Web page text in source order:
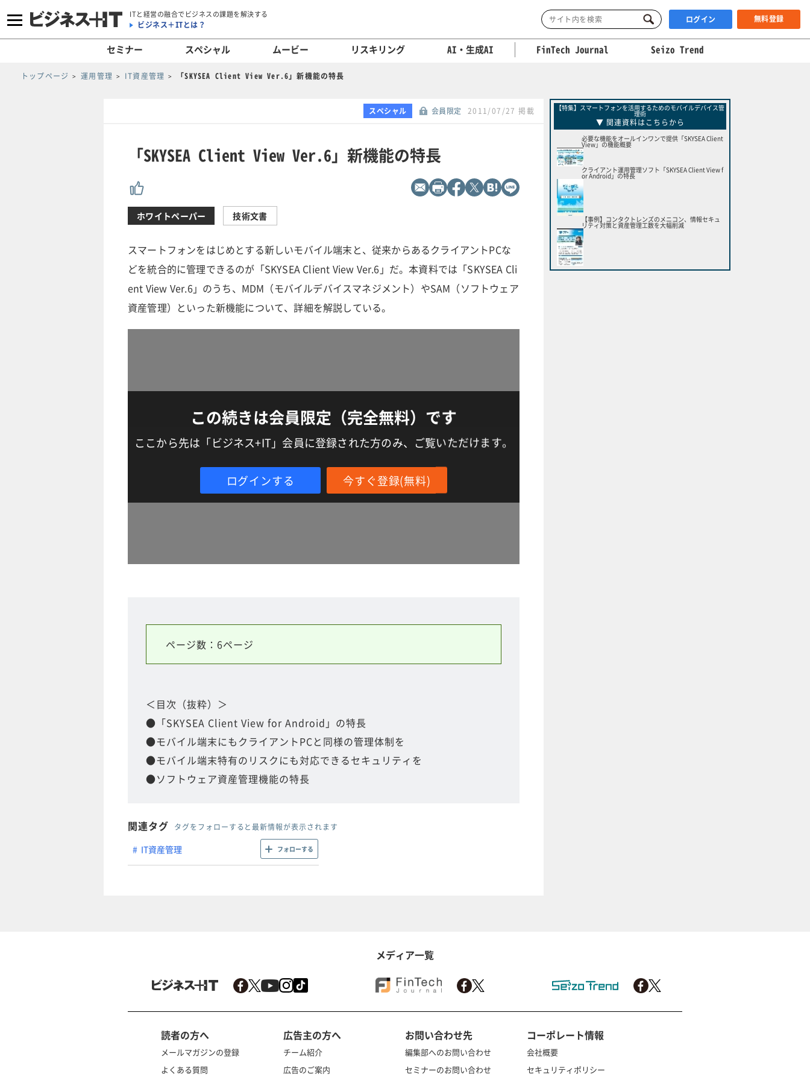
ITと経営の融合でビジネスの課題を解決する
ビジネス＋ITとは？ ログイン 無料登録
セミナー スペシャル ムービー リスキリング AI・生成AI FinTech Journal Seizo Trend
トップページ 運用管理 IT資産管理 「SKYSEA Client View Ver.6」新機能の特長
スペシャル 会員限定 2011/07/27 掲載
「SKYSEA Client View Ver.6」新機能の特長
ホワイトペーパー 技術文書
スマートフォンをはじめとする新しいモバイル端末と、従来からあるクライアントPCな
どを統合的に管理できるのが「SKYSEA Client View Ver.6」だ。本資料では「SKYSEA Cli
ent View Ver.6」のうち、MDM（モバイルデバイスマネジメント）やSAM（ソフトウェア
資産管理）といった新機能について、詳細を解説している。
この続きは会員限定（完全無料）です
ここから先は「ビジネス+IT」会員に登録された方のみ、ご覧いただけます。
ログインする 今すぐ登録(無料)
ページ数：6ページ
＜目次（抜粋）＞
●「SKYSEA Client View for Android」の特長
●モバイル端末にもクライアントPCと同様の管理体制を
●モバイル端末特有のリスクにも対応できるセキュリティを
●ソフトウェア資産管理機能の特長
関連タグ タグをフォローすると最新情報が表示されます
IT資産管理 フォローする
【特集】スマートフォンを活用するためのモバイルデバイス管
理術
▼ 関連資料はこちらから
必要な機能をオールインワンで提供「SKYSEA Client
View」の機能概要
クライアント運用管理ソフト「SKYSEA Client View f
or Android」の特長
【事例】コンタクトレンズのメニコン、情報セキュ
リティ対策と資産管理工数を大幅削減
メディア一覧
読者の方へ
メールマガジンの登録
よくある質問
広告主の方へ
チーム紹介
広告のご案内
お問い合わせ先
編集部へのお問い合わせ
セミナーのお問い合わせ
コーポレート情報
会社概要
セキュリティポリシー